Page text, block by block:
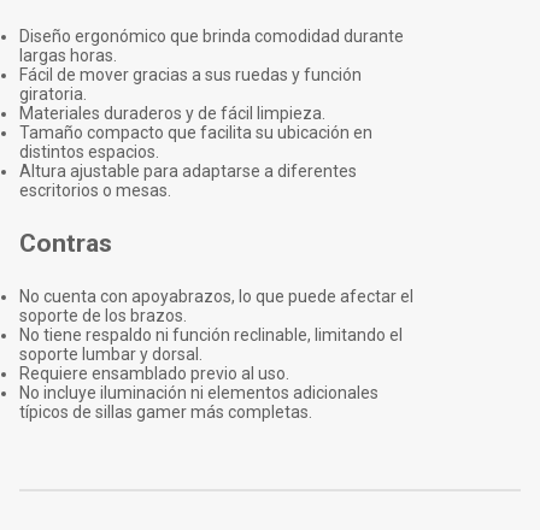
Diseño ergonómico que brinda comodidad durante
largas horas.
Fácil de mover gracias a sus ruedas y función
giratoria.
Materiales duraderos y de fácil limpieza.
Tamaño compacto que facilita su ubicación en
distintos espacios.
Altura ajustable para adaptarse a diferentes
escritorios o mesas.
Contras
No cuenta con apoyabrazos, lo que puede afectar el
soporte de los brazos.
No tiene respaldo ni función reclinable, limitando el
soporte lumbar y dorsal.
Requiere ensamblado previo al uso.
No incluye iluminación ni elementos adicionales
típicos de sillas gamer más completas.